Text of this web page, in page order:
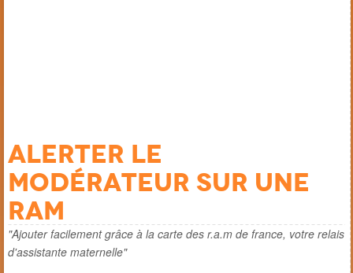
Alerter le
modérateur sur une
ram
"Ajouter facilement grâce à la carte des r.a.m de france, votre relais
d'assistante maternelle"